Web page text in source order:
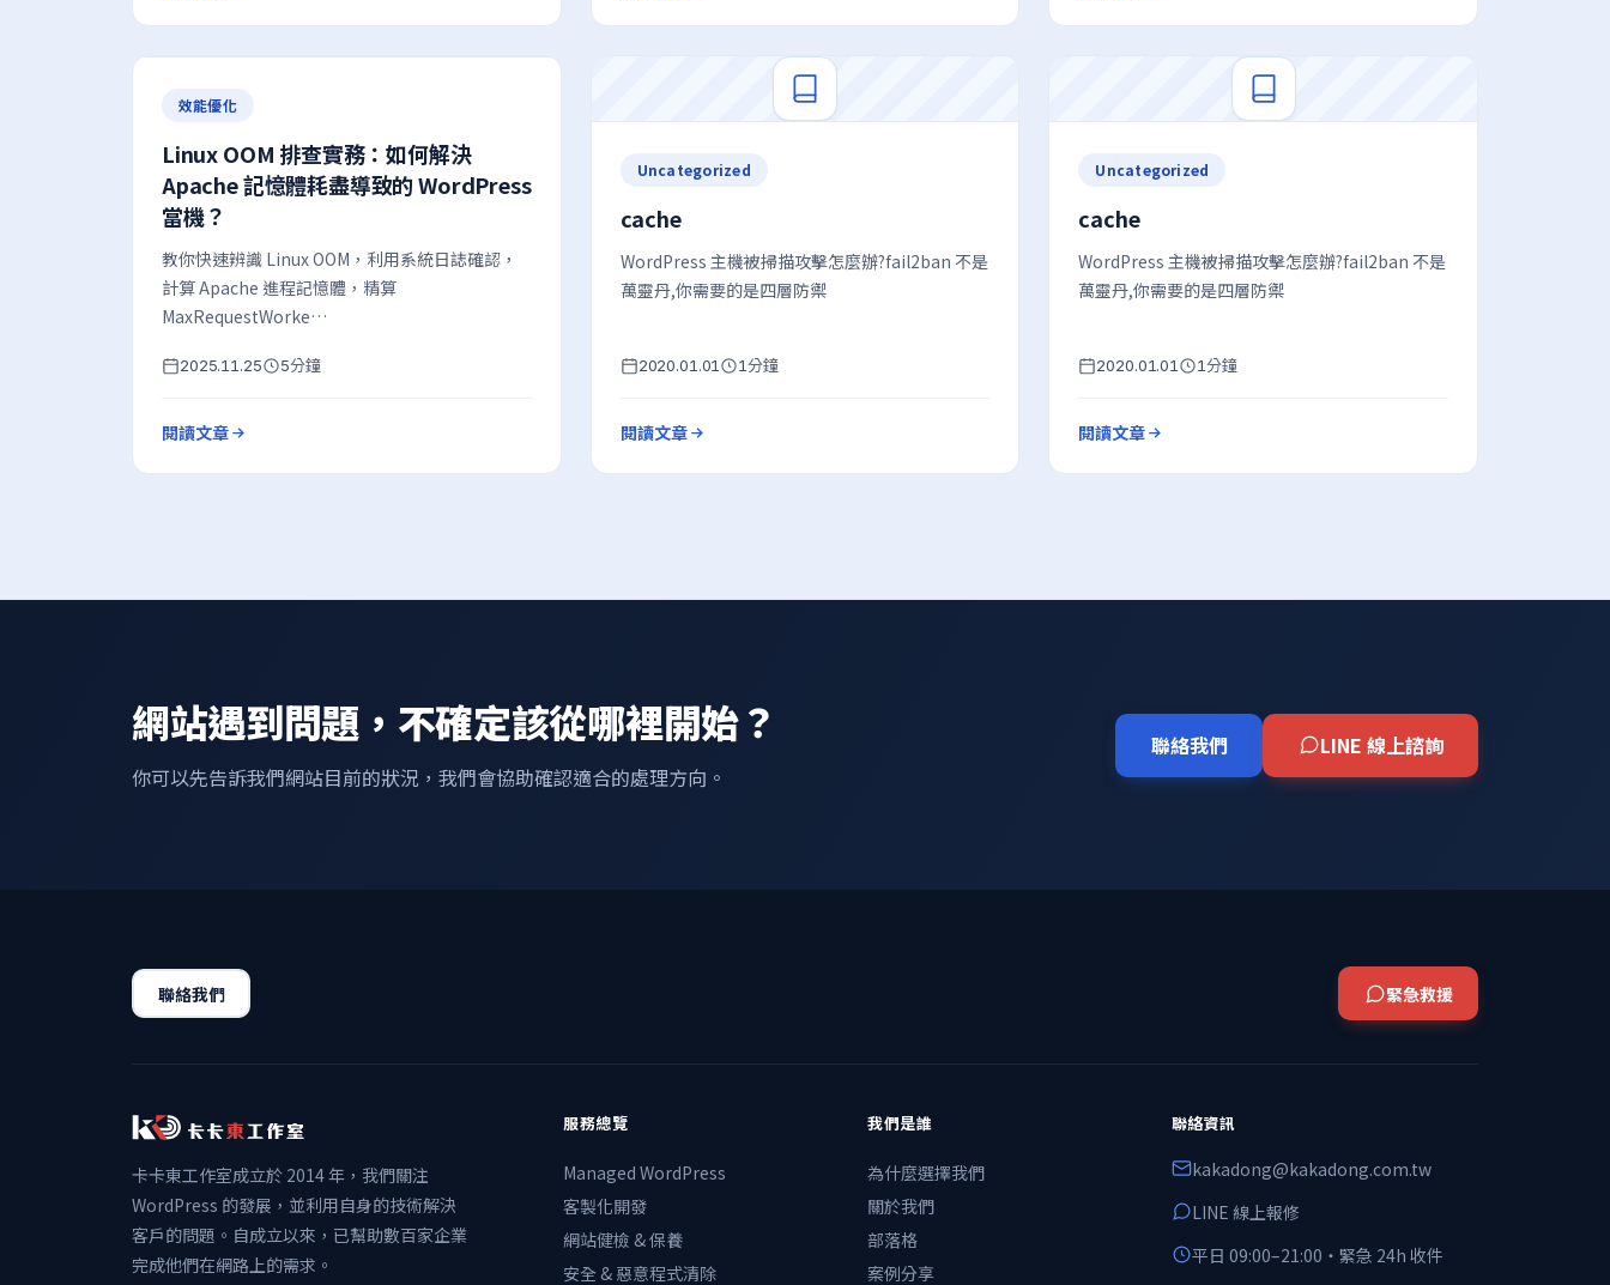
效能優化
Linux OOM 排查實務：如何解決
Apache 記憶體耗盡導致的 WordPress
當機？
教你快速辨識 Linux OOM，利用系統日誌確認，
計算 Apache 進程記憶體，精算
MaxRequestWorke…
2025.11.25 5分鐘
閱讀文章
Uncategorized
cache
WordPress 主機被掃描攻擊怎麼辦?fail2ban 不是
萬靈丹,你需要的是四層防禦
2020.01.01 1分鐘
閱讀文章
Uncategorized
cache
WordPress 主機被掃描攻擊怎麼辦?fail2ban 不是
萬靈丹,你需要的是四層防禦
2020.01.01 1分鐘
閱讀文章
網站遇到問題，不確定該從哪裡開始？
你可以先告訴我們網站目前的狀況，我們會協助確認適合的處理方向。
聯絡我們 LINE 線上諮詢
聯絡我們 緊急救援
卡卡東工作室成立於 2014 年，我們關注
WordPress 的發展，並利用自身的技術解決
客戶的問題。自成立以來，已幫助數百家企業
完成他們在網路上的需求。
服務總覽
Managed WordPress
客製化開發
網站健檢 & 保養
安全 & 惡意程式清除
我們是誰
為什麼選擇我們
關於我們
部落格
案例分享
聯絡資訊
kakadong@kakadong.com.tw
LINE 線上報修
平日 09:00–21:00・緊急 24h 收件